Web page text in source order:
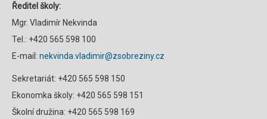
Ředitel školy:
Mgr. Vladimír Nekvinda
Tel.: +420 565 598 100
E-mail: nekvinda.vladimir@zsobreziny.cz
Sekretariát: +420 565 598 150
Ekonomka školy: +420 565 598 151
Školní družina: +420 565 598 169